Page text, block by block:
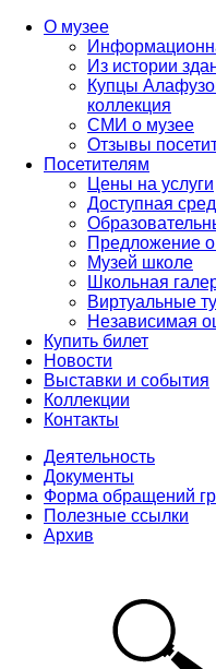
О музее
Из истории
Купцы
коллекция
СМИ о музее
Отзывы
Посетителям
Цены на услуги
Доступная
Предложение о
Музей школе
Школьная
Виртуальные
Независимая
Купить билет
Новости
Выставки и события
Коллекции
Контакты
Деятельность
Документы
Форма обращений
Полезные ссылки
Архив